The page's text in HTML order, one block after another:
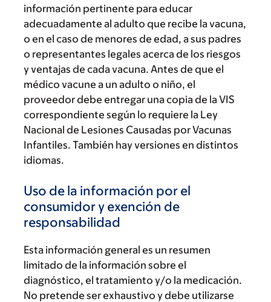
información pertinente para educar
adecuadamente al adulto que recibe la vacuna,
o en el caso de menores de edad, a sus padres
o representantes legales acerca de los riesgos
y ventajas de cada vacuna. Antes de que el
médico vacune a un adulto o niño, el
proveedor debe entregar una copia de la VIS
correspondiente según lo requiere la Ley
Nacional de Lesiones Causadas por Vacunas
Infantiles. También hay versiones en distintos
idiomas.
Uso de la información por el
consumidor y exención de
responsabilidad
Esta información general es un resumen
limitado de la información sobre el
diagnóstico, el tratamiento y/o la medicación.
No pretende ser exhaustivo y debe utilizarse